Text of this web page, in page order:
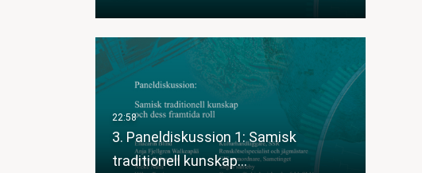
3. Paneldiskussion 1: Samisk
traditionell kunskap…